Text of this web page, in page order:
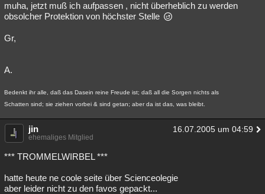
muha, jetzt muß ich aufpassen , nicht überheblich zu werden
obsolcher Protektion von höchster Stelle
Gr,
A.
Bedenkt ihr alle, daß das Dasein reine Freude ist; daß all die Sorgen nichts als
Schatten sind; sie ziehen vorbei & sind getan; aber da ist das, was bleibt.
jin 16.07.2005 um 04:59
ehemaliges Mitglied
*** TROMMELWIRBEL ***
hatte heute ne coole seite über Scienceolegie
aber leider nicht zu den favos gepackt...